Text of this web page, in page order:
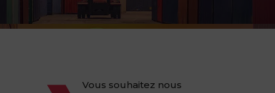
Vous souhaitez nous